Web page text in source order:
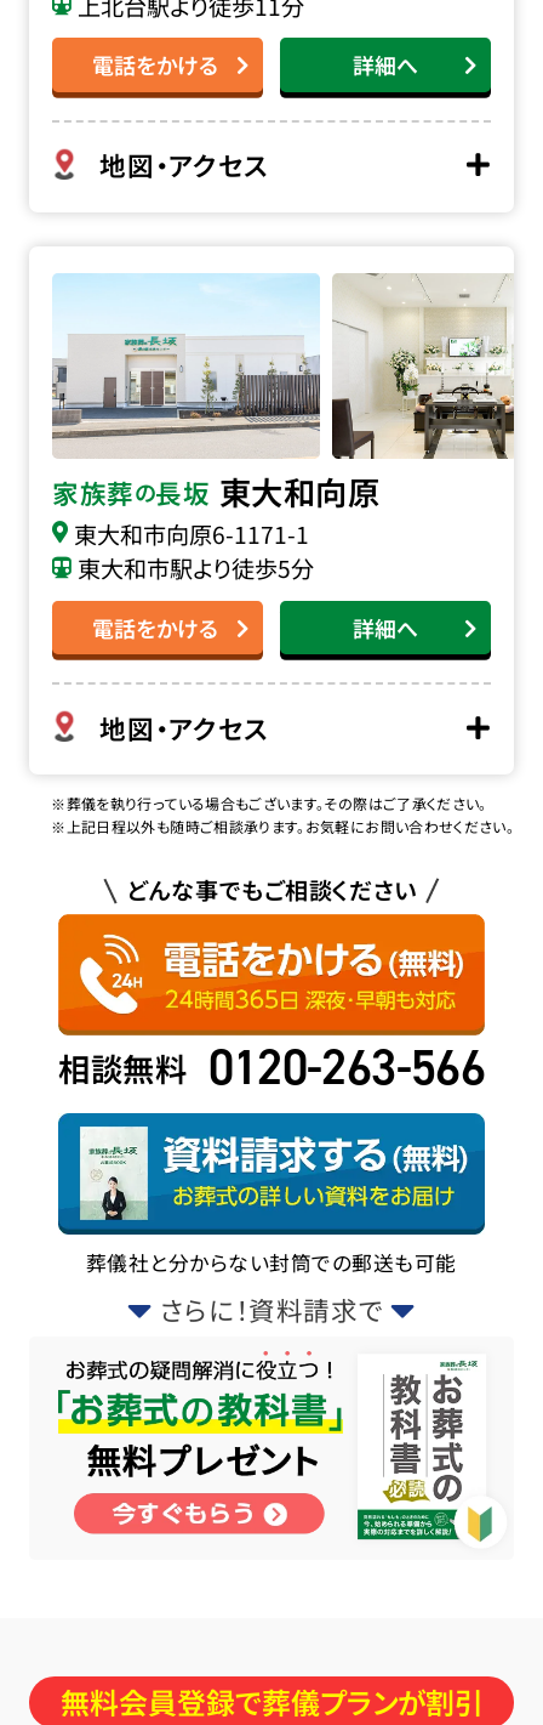
電話をかける 詳細へ
地図・アクセス
家族葬の長坂 東大和向原
東大和市向原6-1171-1
東大和市駅より徒歩5分
電話をかける 詳細へ
地図・アクセス
※葬儀を執り行っている場合もございます。その際はご了承ください。
※上記日程以外も随時ご相談承ります。お気軽にお問い合わせください。
どんな事でもご相談ください
相談無料 0120-263-566
葬儀社と分からない封筒での郵送も可能
さらに！資料請求で
無料会員登録で葬儀プランが割引